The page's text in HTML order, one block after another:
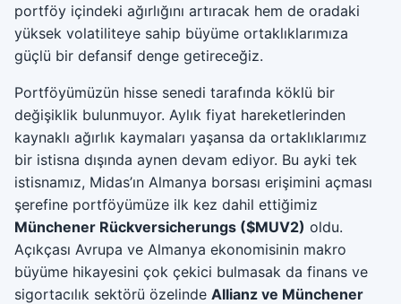
portföy içindeki ağırlığını artıracak hem de oradaki
yüksek volatiliteye sahip büyüme ortaklıklarımıza
güçlü bir defansif denge getireceğiz.
Portföyümüzün hisse senedi tarafında köklü bir
değişiklik bulunmuyor. Aylık fiyat hareketlerinden
kaynaklı ağırlık kaymaları yaşansa da ortaklıklarımız
bir istisna dışında aynen devam ediyor. Bu ayki tek
istisnamız, Midas’ın Almanya borsası erişimini açması
şerefine portföyümüze ilk kez dahil ettiğimiz
Münchener Rückversicherungs ($MUV2) oldu.
Açıkçası Avrupa ve Almanya ekonomisinin makro
büyüme hikayesini çok çekici bulmasak da finans ve
sigortacılık sektörü özelinde Allianz ve Münchener